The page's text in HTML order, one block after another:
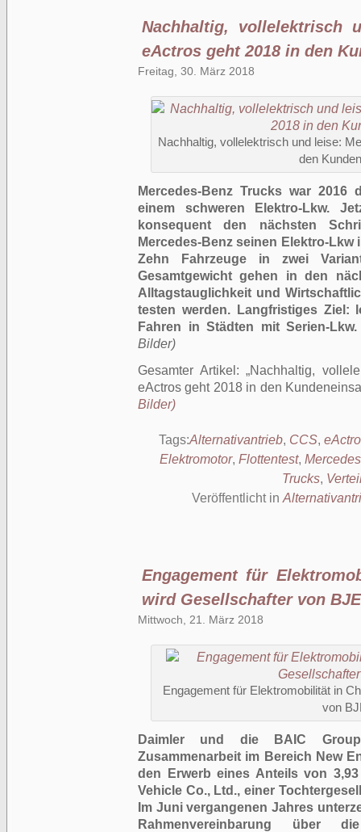
Nachhaltig, vollelektrisch
eActros geht 2018 in den
Freitag, 30. März 2018
Nachhaltig, vollelektrisch und leise:
den
Mercedes-Benz Trucks war 2016
einem schweren Elektro-Lkw.
konsequent den nächsten
Mercedes-Benz seinen Elektro-
Zehn Fahrzeuge in zwei
Gesamtgewicht gehen in den
Alltagstauglichkeit und
testen werden. Langfristiges Ziel:
Fahren in Städten mit Serien-Lkw.
Bilder)
Gesamter Artikel:
Nachhaltig,
eActros geht 2018 in den
Bilder)
Tags:Alternativantrieb, CCS,
Elektromotor, Flottentest,
Trucks,
Veröffentlicht in
Engagement für
wird Gesellschafter von
Mittwoch, 21. März 2018
Engagement für Elektromobilität in
von
Daimler und die BAIC
Zusammenarbeit im Bereich New
den Erwerb eines Anteils von
Vehicle Co., Ltd., einer
Im Juni vergangenen Jahres
Rahmenvereinbarung über